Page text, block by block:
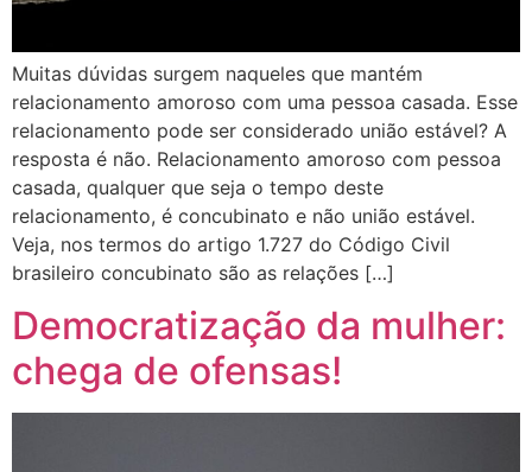
Muitas dúvidas surgem naqueles que mantém
relacionamento amoroso com uma pessoa casada. Esse
relacionamento pode ser considerado união estável? A
resposta é não. Relacionamento amoroso com pessoa
casada, qualquer que seja o tempo deste
relacionamento, é concubinato e não união estável.
Veja, nos termos do artigo 1.727 do Código Civil
brasileiro concubinato são as relações […]
Democratização da mulher:
chega de ofensas!